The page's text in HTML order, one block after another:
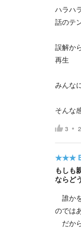
ハラハ
話のテ
誤解か
再生
みんな
そんな
3
★★★
もしも
ならど
誰か
のでは
だか